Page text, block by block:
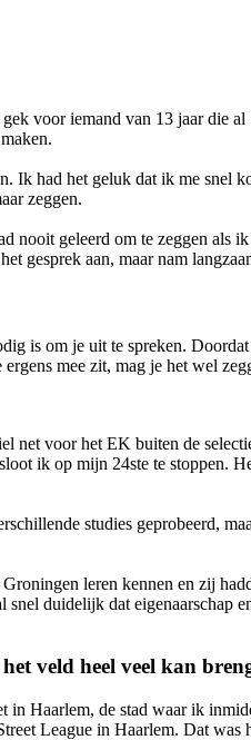
voor iemand van 13 jaar die
Ik had het geluk dat ik me snel
zeggen.
nooit geleerd om te zeggen als
gesprek aan, maar nam
is om je uit te spreken.
mee zit, mag je het wel
net voor het EK buiten de
ik op mijn 24ste te stoppen.
studies geprobeerd,
leren kennen en zij
duidelijk dat
veld heel veel kan
in Haarlem, de stad waar ik
League in Haarlem. Dat was